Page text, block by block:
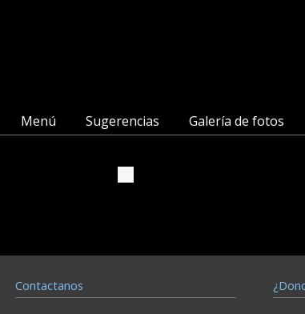
Menú Sugerencias Galería de fotos
Contactanos